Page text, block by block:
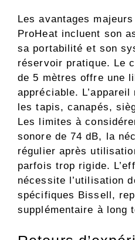
Les avantages
ProHeat incluent son
sa portabilité et son
réservoir pratique. Le
de 5 mètres offre une
appréciable.
les tapis, canapés,
Les limites à
sonore de 74 dB, la
régulier après
parfois trop rigide.
nécessite l’utilisation
spécifiques Bissell,
supplémentaire à long